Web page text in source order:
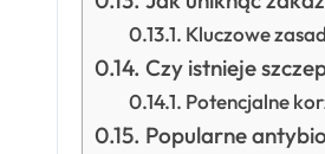
Kluczowe
Czy istnieje
Potencjalne
Popularne